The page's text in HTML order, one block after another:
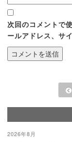
次回のコメントで
ールアドレス、サ
2026年8月